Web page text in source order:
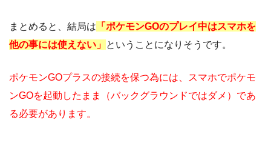
まとめると、結局は 「ポケモンGOのプレイ中はスマホを
他の事には使えない」 ということになりそうです。
ポケモンGOプラスの接続を保つ為には、スマホでポケモ
ンGOを起動したまま（バックグラウンドではダメ）であ
る必要があります。